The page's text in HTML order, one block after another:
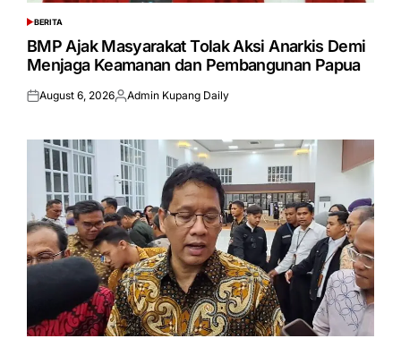
POSTED
IN
BERITA
BMP Ajak Masyarakat Tolak Aksi Anarkis Demi
Menjaga Keamanan dan Pembangunan Papua
Posted
August 6, 2026Posted
Admin Kupang Daily